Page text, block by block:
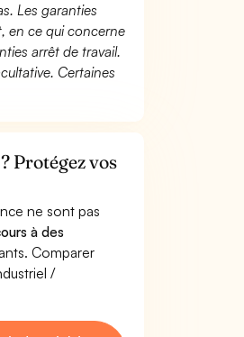
Les garanties
en ce qui concerne
arrêt de travail.
Certaines
Protégez vos
ne sont pas
à des
Comparer
/